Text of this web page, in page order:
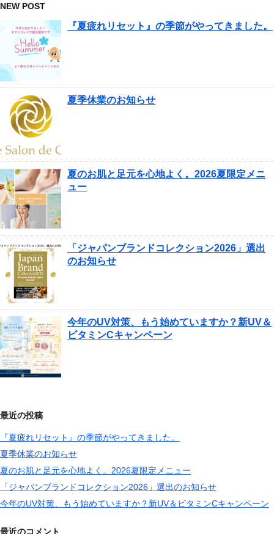
NEW POST
『夏疲れリセット』の季節がやってきました。
夏季休業のお知らせ
夏のお肌と足元を心地よく。2026夏限定メニ
ュー
「ジャパンブランドコレクション2026」選出
のお知らせ
今年のUV対策、もう始めていますか？新UV＆
ビタミンCキャンペーン
最近の投稿
『夏疲れリセット』の季節がやってきました。
夏季休業のお知らせ
夏のお肌と足元を心地よく。2026夏限定メニュー
「ジャパンブランドコレクション2026」選出のお知らせ
今年のUV対策、もう始めていますか？新UV＆ビタミンCキャンペーン
最近のコメント